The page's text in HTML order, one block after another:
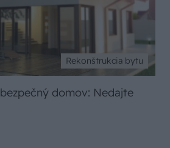
Rekonštrukcia bytu
domov: Nedajte